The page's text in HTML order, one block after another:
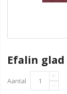
Efalin
Aantal